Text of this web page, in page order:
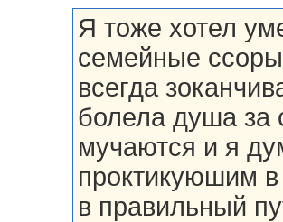
Я тоже хотел
семейные
всегда
болела душа за
мучаются и я
проктикуюшим
в правильный